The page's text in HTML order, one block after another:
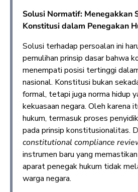
Solusi Normatif: Menegakkan
Konstitusi dalam Penegakan
Solusi terhadap persoalan ini
pemulihan prinsip dasar bahwa
menempati posisi tertinggi
nasional. Konstitusi bukan
formal, tetapi juga norma hidup
kekuasaan negara. Oleh karena
hukum, termasuk proses
pada prinsip konstitusionalitas.
constitutional compliance
instrumen baru yang
aparat penegak hukum tidak
warga negara.